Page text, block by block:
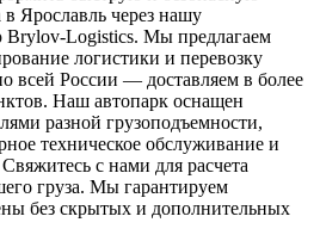
Ярославль через нашу
Logistics. Мы предлагаем
логистики и перевозку
всей России — доставляем в более
Наш автопарк оснащен
разной грузоподъемности,
техническое обслуживание и
с нами для расчета
груза. Мы гарантируем
без скрытых и дополнительных